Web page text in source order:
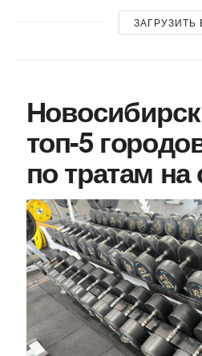
ЗАГРУЗИТЬ
топ-5
по тратам на